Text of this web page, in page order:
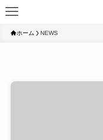
ホーム NEWS